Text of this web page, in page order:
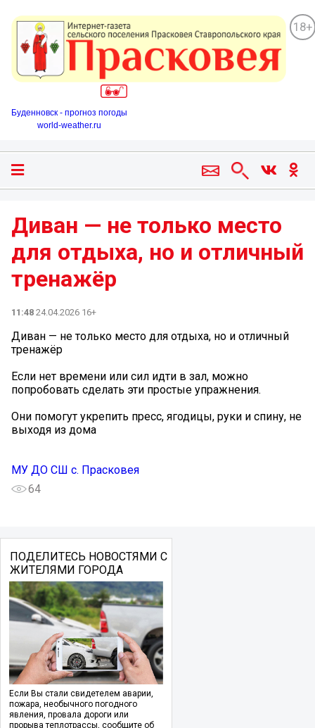
18+
Буденновск - прогноз погоды
world-weather.ru
Диван — не только место
для отдыха, но и отличный
тренажёр
11:48 24.04.2026 16+
Диван — не только место для отдыха, но и отличный
тренажёр
Если нет времени или сил идти в зал, можно
попробовать сделать эти простые упражнения.
Они помогут укрепить пресс, ягодицы, руки и спину, не
выходя из дома
МУ ДО СШ с. Прасковея
64
ПОДЕЛИТЕСЬ НОВОСТЯМИ С
ЖИТЕЛЯМИ ГОРОДА
Если Вы стали свидетелем аварии,
пожара, необычного погодного
явления, провала дороги или
прорыва теплотрассы, сообщите об